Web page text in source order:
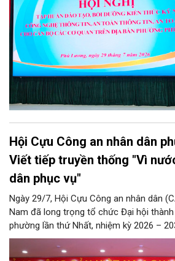
chuyên môn trên địa bàn phường.
Hội Cựu Công an nhân dân
Viết tiếp truyền thống "Vì
dân phục vụ"
Ngày 29/7, Hội Cựu Công an nhân dân
Nam đã long trọng tổ chức Đại hội thành
phường lần thứ Nhất, nhiệm kỳ 2026 –
này đánh dấu mốc kiện toàn tổ chức,
nhằm tập hợp, đoàn kết và phát huy tối